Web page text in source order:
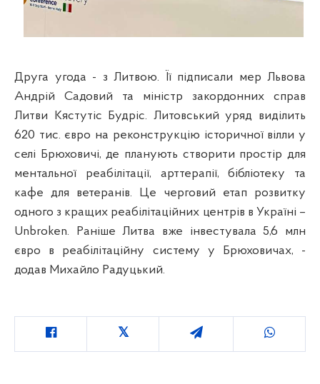
Друга угода - з Литвою. Її підписали мер Львова
Андрій Садовий та міністр закордонних справ
Литви Кястутіс Будріс. Литовський уряд виділить
620 тис. євро на реконструкцію історичної вілли у
селі Брюховичі, де планують створити простір для
ментальної реабілітації, арттерапії, бібліотеку та
кафе для ветеранів. Це черговий етап розвитку
одного з кращих реабілітаційних центрів в Україні –
Unbroken. Раніше Литва вже інвестувала 5,6 млн
євро в реабілітаційну систему у Брюховичах, -
додав Михайло Радуцький.